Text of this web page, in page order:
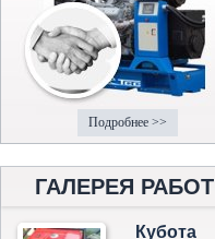
Подробнее >>
ГАЛЕРЕЯ РАБОТ
Кубота